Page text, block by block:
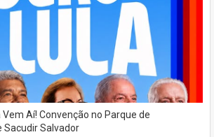
Aí! Convenção no Parque de
Sacudir Salvador